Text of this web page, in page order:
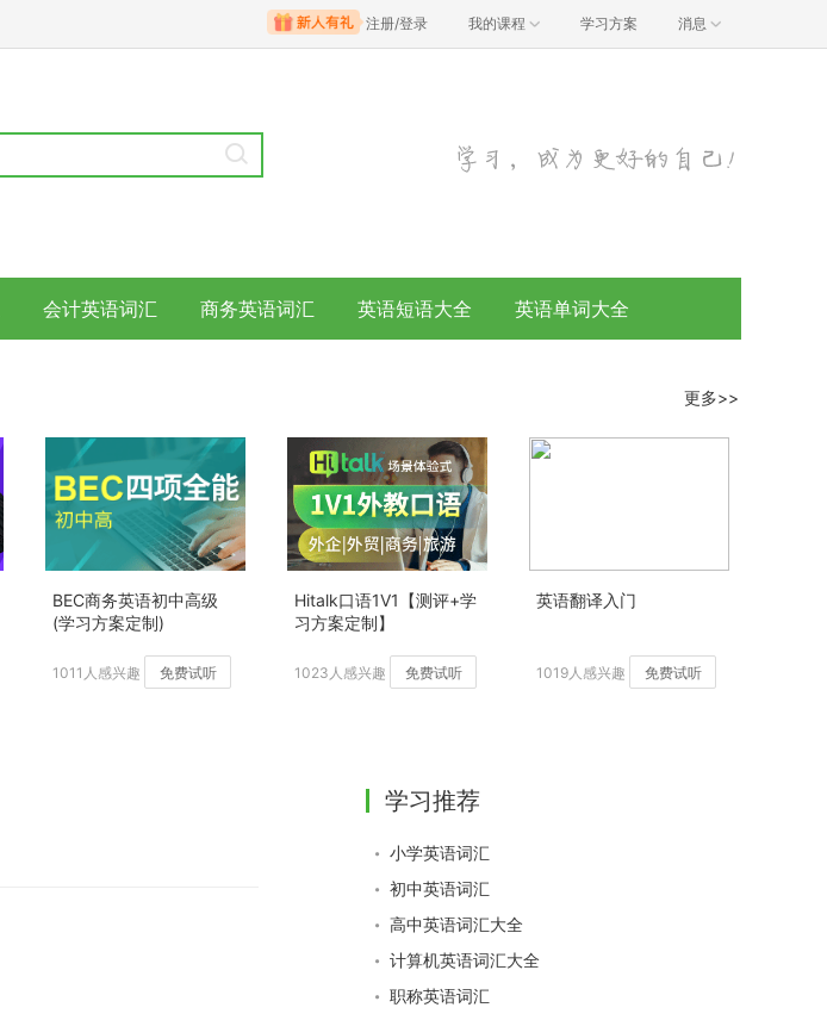
注册/登录 我的课程 学习方案 消息
会计英语词汇 商务英语词汇 英语短语大全 英语单词大全
更多>>
BEC商务英语初中高级
(学习方案定制)
1011人感兴趣 免费试听
Hitalk口语1V1【测评+学
习方案定制】
1023人感兴趣 免费试听
英语翻译入门
1019人感兴趣 免费试听
学习推荐
小学英语词汇
初中英语词汇
高中英语词汇大全
计算机英语词汇大全
职称英语词汇